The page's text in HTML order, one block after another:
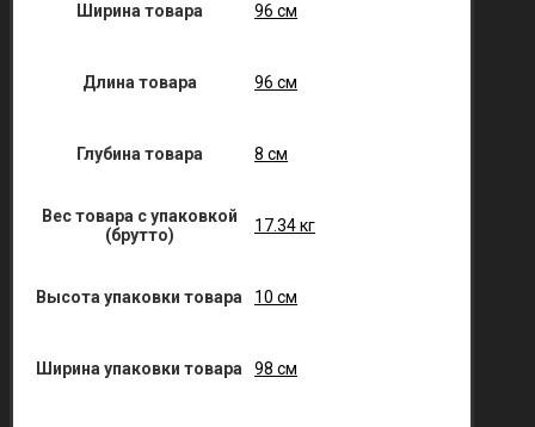
Ширина товара 96 см
Длина товара 96 см
Глубина товара 8 см
Вес товара с упаковкой
(брутто)
17.34 кг
Высота упаковки товара 10 см
Ширина упаковки товара 98 см